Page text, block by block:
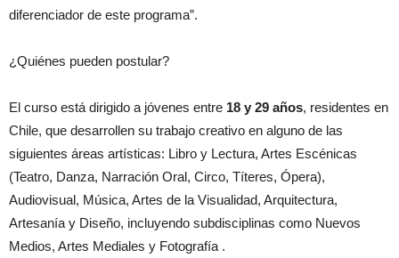
diferenciador de este programa”.
¿Quiénes pueden postular?
El curso está dirigido a jóvenes entre 18 y 29 años, residentes en
Chile, que desarrollen su trabajo creativo en alguno de las
siguientes áreas artísticas: Libro y Lectura, Artes Escénicas
(Teatro, Danza, Narración Oral, Circo, Títeres, Ópera),
Audiovisual, Música, Artes de la Visualidad, Arquitectura,
Artesanía y Diseño, incluyendo subdisciplinas como Nuevos
Medios, Artes Mediales y Fotografía .